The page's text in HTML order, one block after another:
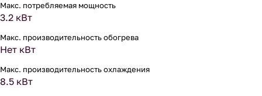
Макс. потребляемая мощность
3.2 кВт
Макс. производительность обогрева
Нет кВт
Макс. производительность охлаждения
8.5 кВт